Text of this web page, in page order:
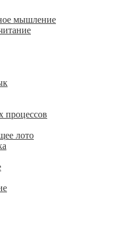
мышление
процессов
лото